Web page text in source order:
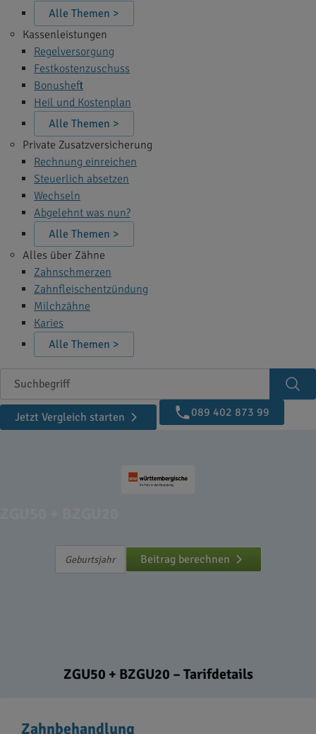
Alle Themen >
Kassenleistungen
Regelversorgung
Festkostenzuschuss
Bonusheft
Heil und Kostenplan
Alle Themen >
Private Zusatzversicherung
Rechnung einreichen
Steuerlich absetzen
Wechseln
Abgelehnt was nun?
Alle Themen >
Alles über Zähne
Zahnschmerzen
Zahnfleischentzündung
Milchzähne
Karies
Alle Themen >
Suchbegriff
Jetzt Vergleich starten
089 402 873 99
Beitrag berechnen
ZGU50 + BZGU20 – Tarifdetails
Zahnbehandlung